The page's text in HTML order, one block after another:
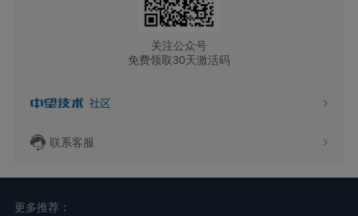
关注公众号
免费领取30天激活码
联系客服
更多推荐：